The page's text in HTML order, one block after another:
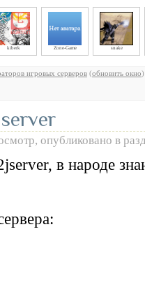
kiberk Zone-Game snake
игровых серверов (обновить окно)
опубликовано в
, в народе